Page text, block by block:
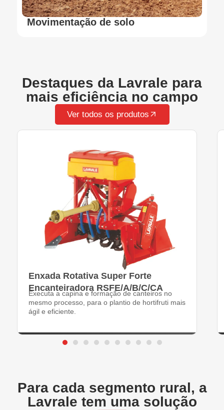
Movimentação de solo
Destaques da Lavrale para
mais eficiência no campo
Ver todos os produtos
Enxada Rotativa Super Forte
Encanteiradora RSFE/A/B/C/CA
Executa a capina e formação de canteiros no
mesmo processo, para o plantio de hortifruti mais
ágil e eficiente.
Para cada segmento rural, a
Lavrale tem uma solução